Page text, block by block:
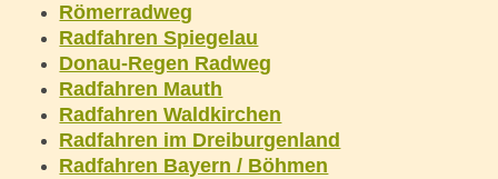
Römerradweg
Radfahren Spiegelau
Donau-Regen Radweg
Radfahren Mauth
Radfahren Waldkirchen
Radfahren im Dreiburgenland
Radfahren Bayern / Böhmen